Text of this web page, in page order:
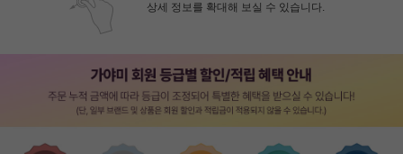
상세 정보를 확대해 보실 수 있습니다.